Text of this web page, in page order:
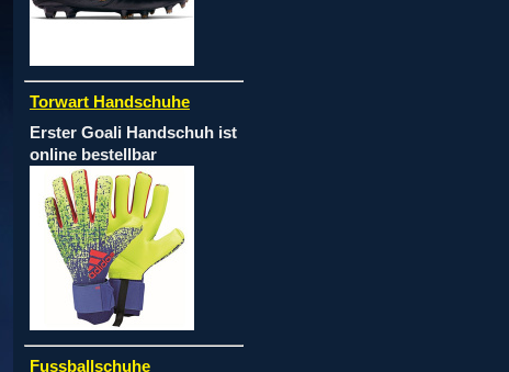
Torwart Handschuhe
Erster Goali Handschuh ist
online bestellbar
Fussballschuhe